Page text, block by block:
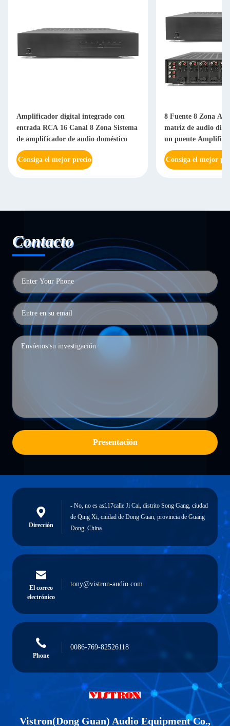
Amplificador digital integrado con
entrada RCA 16 Canal 8 Zona Sistema
de amplificador de audio doméstico
Consiga el mejor precio
8 Fuente 8 Zona
matriz de audio
un puente
integrado
Consiga el mejor
Contacto
Presentación
Dirección
- No, no es así.17calle Ji Cai, distrito Song Gang, ciudad
de Qing Xi, ciudad de Dong Guan, provincia de Guang
Dong, China
El correo
electrónico
tony@vistron-audio.com
Phone
0086-769-82526118
Vistron(Dong Guan) Audio Equipment Co.,